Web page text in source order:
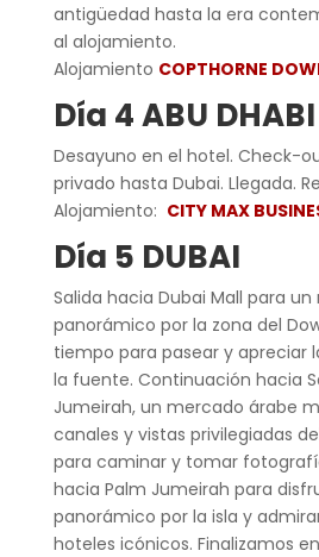
antigüedad hasta la era
al alojamiento.
Alojamiento COPTHORNE
Día 4ABU
Desayuno en el hotel. Check-
privado hasta Dubai. Llegada.
Alojamiento: CITY MAX
Día 5 DUBAI
Salida hacia Dubai Mall para un
panorámico por la zona del
tiempo para pasear y apreciar
la fuente. Continuación hacia
Jumeirah, un mercado árabe
canales y vistas privilegiadas
para caminar y tomar
hacia Palm Jumeirah para
panorámico por la isla y
hoteles icónicos. Finalizamos